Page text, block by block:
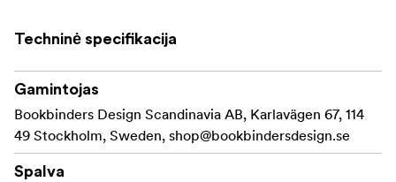
Techninė specifikacija
Gamintojas
Bookbinders Design Scandinavia AB, Karlavägen 67, 114
49 Stockholm, Sweden, shop@bookbindersdesign.se
Spalva